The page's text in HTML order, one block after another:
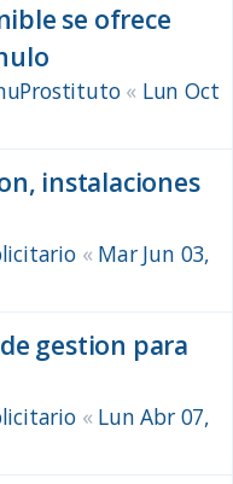
se ofrece
« Lun Oct
instalaciones
« Mar Jun 03,
gestion para
« Lun Abr 07,